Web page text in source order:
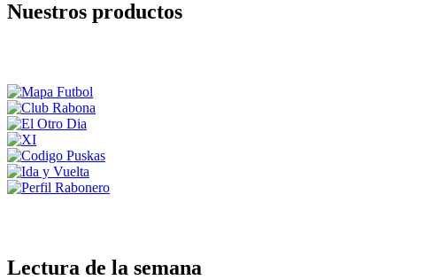
Nuestros productos
Lectura de la semana